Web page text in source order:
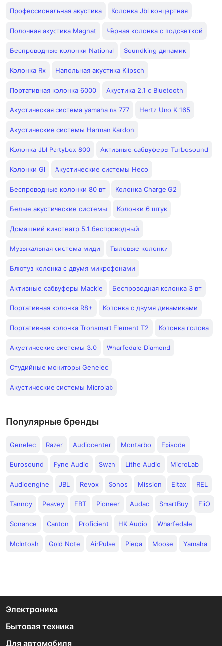
Профессиональная акустика Колонка Jbl концертная
Полочная акустика Magnat Чёрная колонка с подсветкой
Беспроводные колонки National Soundking динамик
Колонка Rx Напольная акустика Klipsch
Портативная колонка 6000 Акустика 2.1 с Bluetooth
Акустическая система yamaha ns 777 Hertz Uno K 165
Акустические системы Harman Kardon
Колонка Jbl Partybox 800 Активные сабвуферы Turbosound
Колонки Gl Акустические системы Heco
Беспроводные колонки 80 вт Колонка Charge G2
Белые акустические системы Колонки 6 штук
Домашний кинотеатр 5.1 беспроводный
Музыкальная система миди Тыловые колонки
Блютуз колонка с двумя микрофонами
Активные сабвуферы Mackie Беспроводная колонка 3 вт
Портативная колонка R8+ Колонка с двумя динамиками
Портативная колонка Tronsmart Element T2 Колонка голова
Акустические системы 3.0 Wharfedale Diamond
Студийные мониторы Genelec
Акустические системы Microlab
Популярные бренды
Genelec Razer Audiocenter Montarbo Episode
Eurosound Fyne Audio Swan Lithe Audio MicroLab
Audioengine JBL Revox Sonos Mission Eltax REL
Tannoy Peavey FBT Pioneer Audac SmartBuy FiiO
Sonance Canton Proficient HK Audio Wharfedale
McIntosh Gold Note AirPulse Piega Moose Yamaha
Электроника
Бытовая техника
Для автомобиля